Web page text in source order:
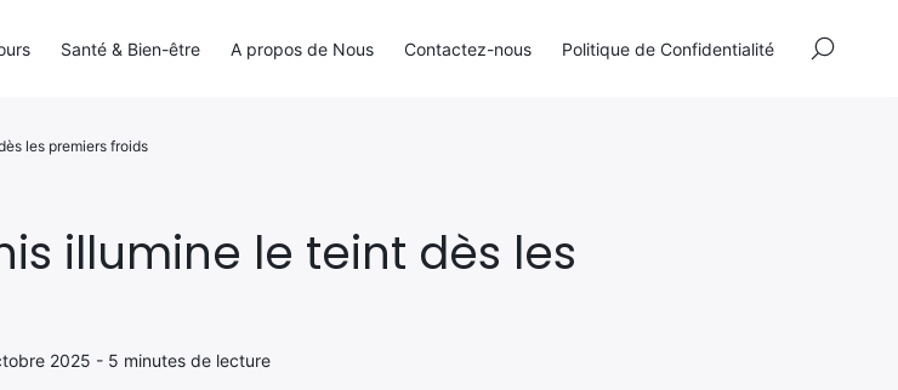
illumine le teint dès les
2025 - 5 minutes de lecture
les premiers froids
Santé & Bien-être A propos de Nous Contactez-nous Politique de Confidentialité